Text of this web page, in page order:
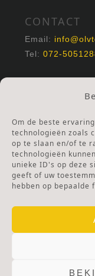
Om de beste
technologieën zoals
op te slaan en/of te
technologieën
unieke ID's op deze
geeft of uw
hebben op bepaalde
CONTACT
Email:
Tel:072-
Ga naar Doneren
ANBI Stichting
RSIN nummer: